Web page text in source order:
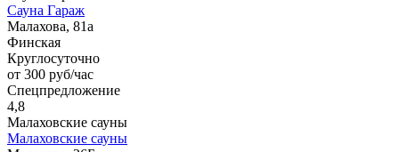
Сауна Гараж
Малахова, 81а
Финская
Круглосуточно
от 300 руб/час
Спецпредложение
4,8
Малаховские сауны
Малаховские сауны